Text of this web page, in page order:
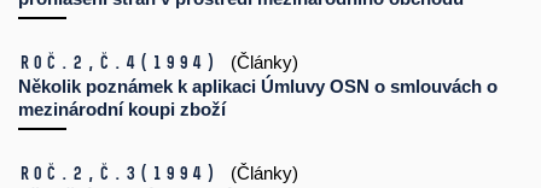
Roč.2, č.4 (1994)
(Články)
Několik poznámek k aplikaci Úmluvy OSN o smlouvách o
mezinárodní koupi zboží
Roč.2, č.3 (1994)
(Články)